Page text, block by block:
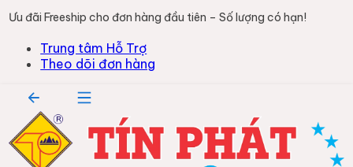
Ưu đãi Freeship cho đơn hàng đầu tiên – Số lượng có hạn!
Trung tâm Hỗ Trợ
Theo dõi đơn hàng